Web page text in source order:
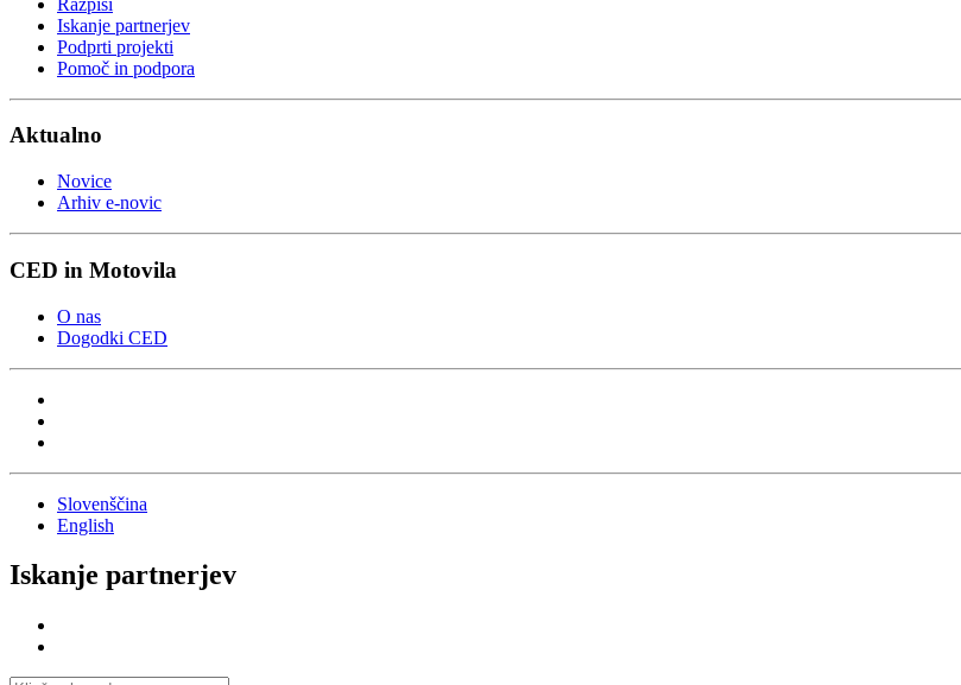
Iskanje partnerjev
Podprti projekti
Pomoč in podpora
Aktualno
Novice
Arhiv e-novic
CED in Motovila
O nas
Dogodki CED
Slovenščina
English
Iskanje partnerjev